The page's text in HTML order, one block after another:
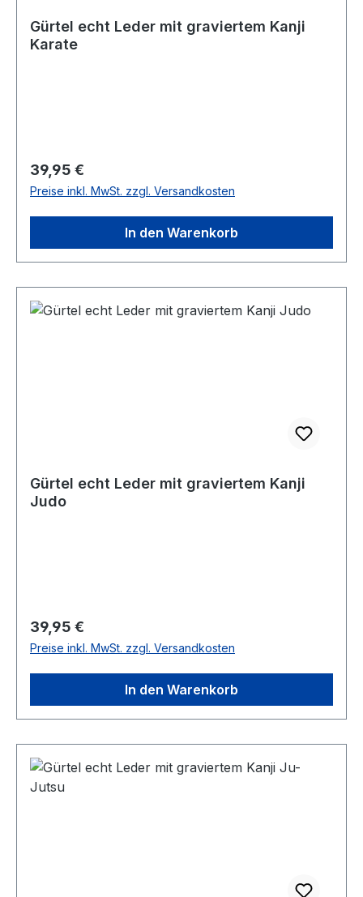
Gürtel echt Leder mit graviertem Kanji
Karate
Regulärer Preis:
39,95 €
Preise inkl. MwSt. zzgl. Versandkosten
In den Warenkorb
Gürtel echt Leder mit graviertem Kanji
Judo
Regulärer Preis:
39,95 €
Preise inkl. MwSt. zzgl. Versandkosten
In den Warenkorb